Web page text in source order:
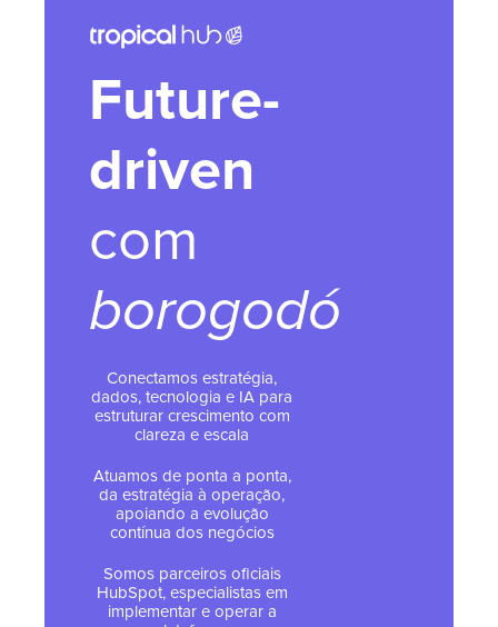
Future-
driven
com
borogodó
Conectamos estratégia,
dados, tecnologia e IA para
estruturar crescimento com
clareza e escala
Atuamos de ponta a ponta,
da estratégia à operação,
apoiando a evolução
contínua dos negócios
Somos parceiros oficiais
HubSpot, especialistas em
implementar e operar a